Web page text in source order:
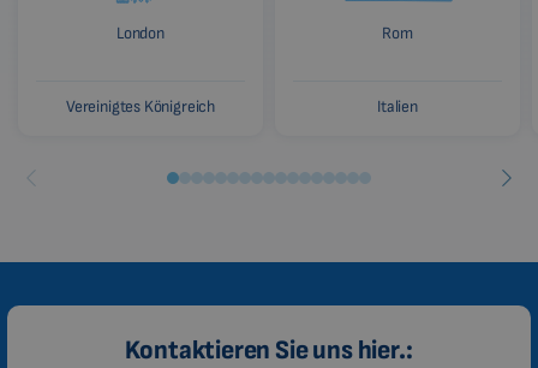
London
Vereinigtes Königreich
Rom
Italien
Kontaktieren Sie uns hier.: